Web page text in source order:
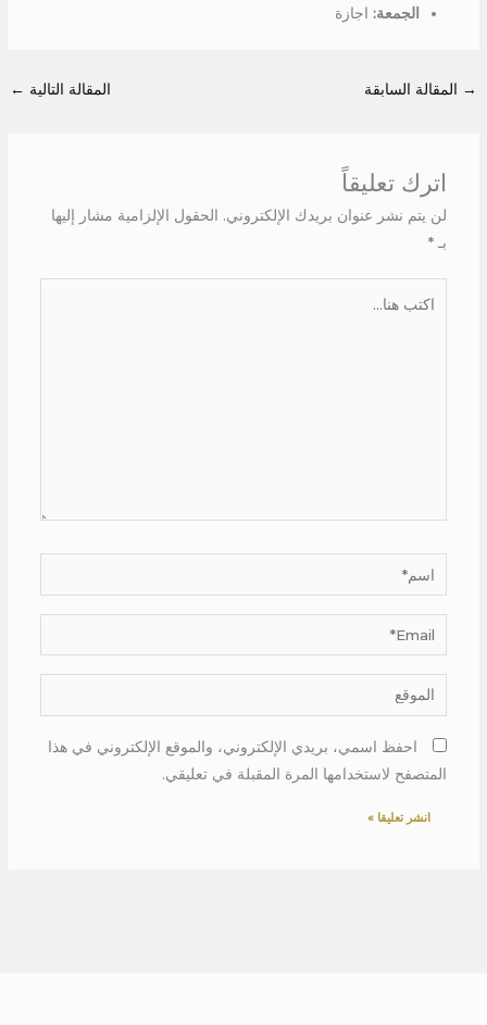
الجمعة: اجازة
→ المقالة السابقة المقالة التالية ←
اترك تعليقاً
لن يتم نشر عنوان بريدك الإلكتروني. الحقول الإلزامية مشار إليها
بـ *
اسم*
Email*
الموقع
احفظ اسمي، بريدي الإلكتروني، والموقع الإلكتروني في هذا
المتصفح لاستخدامها المرة المقبلة في تعليقي.